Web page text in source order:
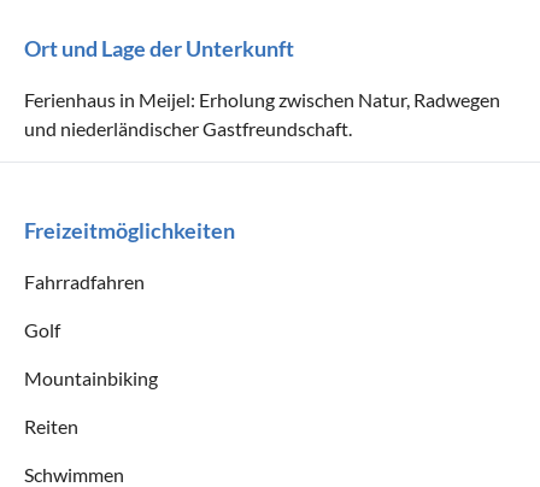
Ort und Lage der Unterkunft
Ferienhaus in Meijel: Erholung zwischen Natur, Radwegen
und niederländischer Gastfreundschaft.
Freizeitmöglichkeiten
Fahrradfahren
Golf
Mountainbiking
Reiten
Schwimmen